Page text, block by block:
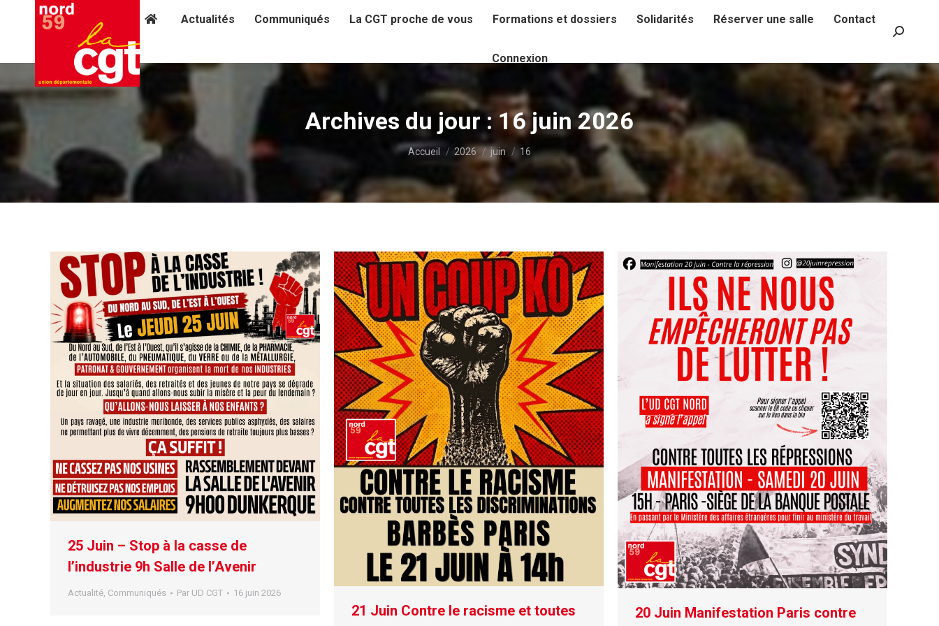
Actualités Communiqués La CGT proche de vous Formations et dossiers Solidarités Réserver une salle Contact
Connexion
Archives du jour :16 juin 2026
Vous êtes ici :
Accueil 2026 juin 16
25 Juin – Stop à la casse de
l’industrie 9h Salle de l’Avenir
Actualité, Communiqués Par UD CGT 16 juin 2026
21 Juin Contre le racisme et toutes
20 Juin Manifestation Paris contre